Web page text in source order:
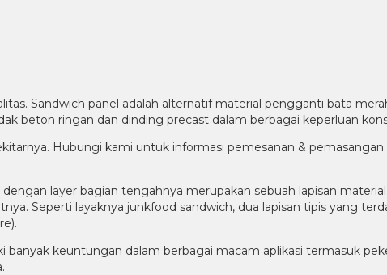
Sandwich panel adalah alternatif material pengganti bata
beton ringan dan dinding precast dalam berbagai keperluan
Hubungi kami untuk informasi pemesanan &
layer bagian tengahnya merupakan sebuah lapisan
Seperti layaknya junkfood sandwich, dua lapisan tipis yang
keuntungan dalam berbagai macam aplikasi termasuk